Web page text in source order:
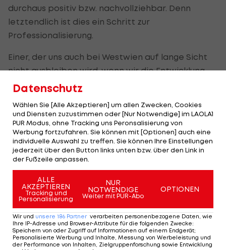
durchaus positiv bzw. nachvollziehbar. Denn
letztendlich ist dies ein Schritt zur
Professionalisierung.
Einer, der uns auch bei Westwien auf lange Sicht
nicht ausbleiben wird, wenn wir die Entwicklung
des Klubs weiter vorantreiben wollen.
Auf der anderen Seite tauchen damit aber auch
kritische Aspekte auf. Schließlich gibt es nicht nur
imHandball, sondern in den diversen anderen
Sportarten viele Bereiche, in denen noch jede
Menge Luft nach oben besteht. Eine extreme
Professionalisierung in nur einem einzigen Bereich
kann Probleme mit sich führen. Viele Felder im
österreichischen Sport werden leider immer noch
„stiefmütterlich“ behandelt. Insofern wünsche ich
mir weitere Schritte für unseren Sport. Wenn man
allerdings die Programme der österreichischen
Datenschutz
Wählen Sie [Alle Akzeptieren] um allen Zwecken, Cookies
und Diensten zuzustimmen oder [Nur Notwendige] im LAOLA1
PUR Modus, ohne Tracking uns Peronsalisierung von
Werbung fortzufahren. Sie können mit [Optionen] auch eine
individuelle Auswahl zu treffen. Sie können Ihre Einstellungen
jederzeit über den Button links unten bzw. über den Link in
der Fußzeile anpassen.
ALLE
AKZEPTIEREN
Tracking und
Personalisierung
NUR
NOTWENDIGE
Weiter mit PUR-Abo
OPTIONEN
Wir und unsere 186 Partner verarbeiten personenbezogene Daten, wie
Ihre IP-Adresse und Browser-Attribute für die folgenden Zwecke:
Speichern von oder Zugriff auf Informationen auf einem Endgerät;
Personalisierte Werbung und Inhalte, Messung von Werbeleistung und
der Performance von Inhalten, Zielgruppenforschung sowie Entwicklung